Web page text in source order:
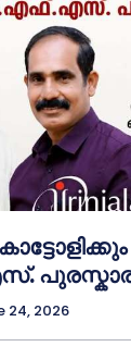
24, 2026